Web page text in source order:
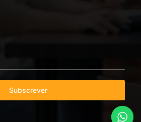
Subscrever